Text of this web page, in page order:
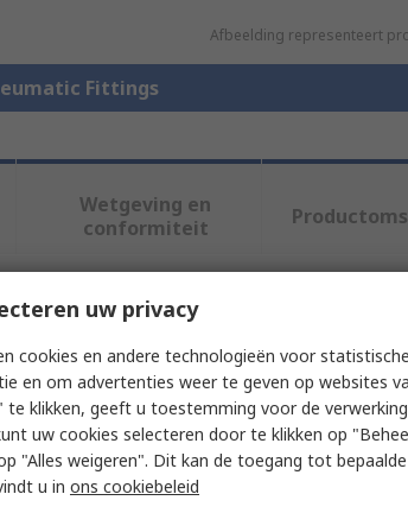
Afbeelding representeert
Fittings
Wetgeving en
conformiteit
kenmerken te selecteren.
Waarde
Festo
Pneumatic Fitting
uw privacy
cookies en andere technologieën voor
en om advertenties weer te geven op websites
te klikken, geeft u toestemming voor de
uw cookies selecteren door te klikken op
"Alles weigeren". Dit kan de toegang tot
u in ons cookiebeleid